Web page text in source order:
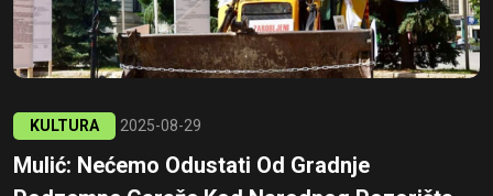
KULTURA 2025-08-29
Mulić: Nećemo Odustati Od Gradnje